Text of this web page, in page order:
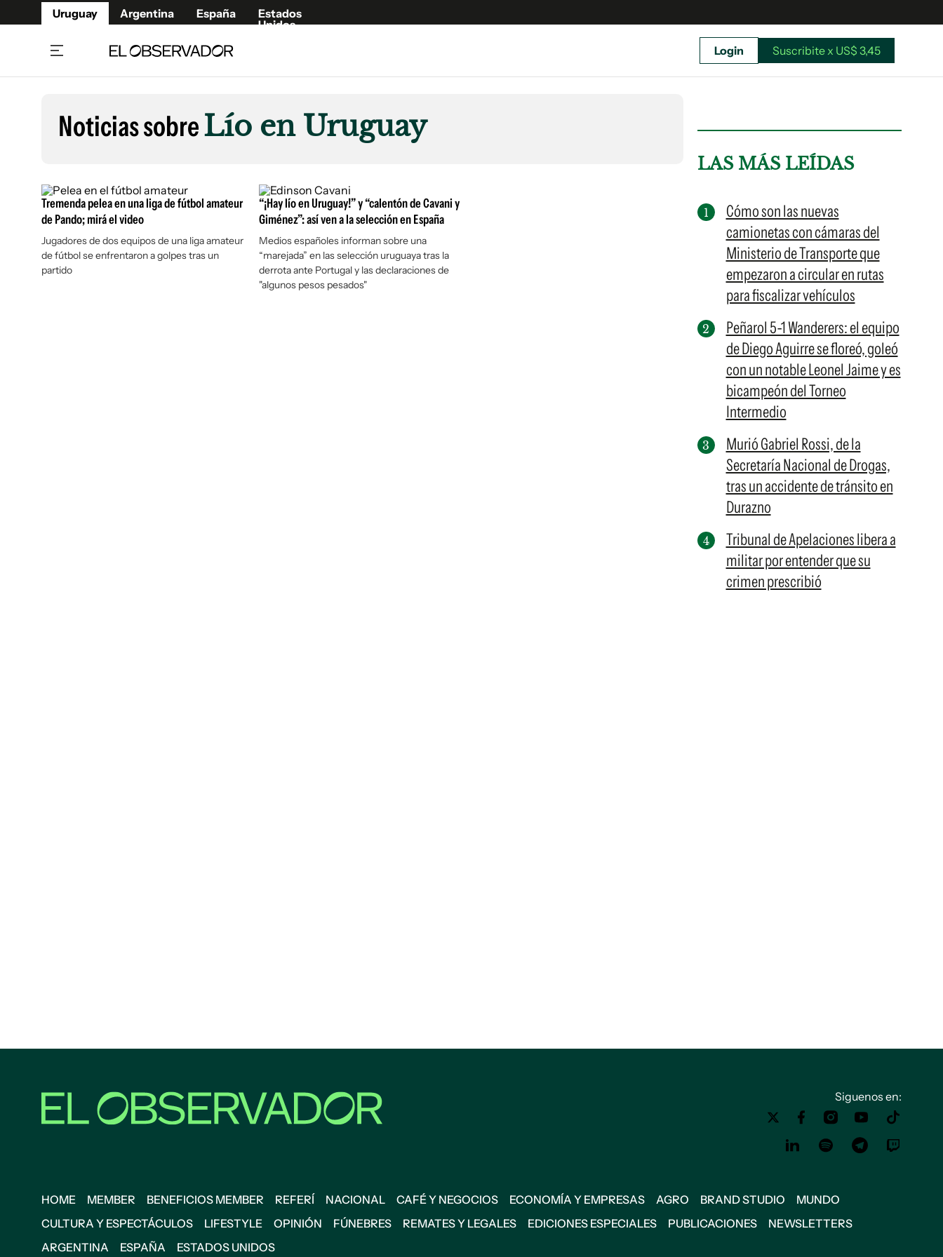
Uruguay Argentina España
Estados
Unidos
Beneficios Member
Café y Negocios
Economía y Empresas
Agro
Brand Studio
Fúnebres
Publicaciones
Newsletters
Argentina
España
Estados Unidos
Suscribite x US$ 3,45
Login Suscribite x US$ 3,45
Noticias sobreLío en Uruguay
Tremenda pelea en una liga de fútbol amateur
de Pando; mirá el video
Jugadores de dos equipos de una liga amateur
de fútbol se enfrentaron a golpes tras un
partido
“¡Hay lío en Uruguay!” y “calentón de Cavani y
Giménez”: así ven a la selección en España
Medios españoles informan sobre una
“marejada” en las selección uruguaya tras la
derrota ante Portugal y las declaraciones de
"algunos pesos pesados"
LAS MÁS LEÍDAS
Cómo son las nuevas
camionetas con cámaras del
Ministerio de Transporte que
empezaron a circular en rutas
para fiscalizar vehículos
Peñarol 5-1 Wanderers: el equipo
de Diego Aguirre se floreó, goleó
con un notable Leonel Jaime y es
bicampeón del Torneo
Intermedio
Murió Gabriel Rossi, de la
Secretaría Nacional de Drogas,
tras un accidente de tránsito en
Durazno
Tribunal de Apelaciones libera a
militar por entender que su
crimen prescribió
Siguenos en:
HOME MEMBER BENEFICIOS MEMBER REFERÍ NACIONAL CAFÉ Y NEGOCIOS ECONOMÍA Y EMPRESAS AGRO BRAND STUDIO
MUNDO
CULTURA Y ESPECTÁCULOS
LIFESTYLE OPINIÓN FÚNEBRES REMATES Y LEGALES EDICIONES ESPECIALES PUBLICACIONES
NEWSLETTERS
ARGENTINA
ESPAÑA ESTADOS UNIDOS